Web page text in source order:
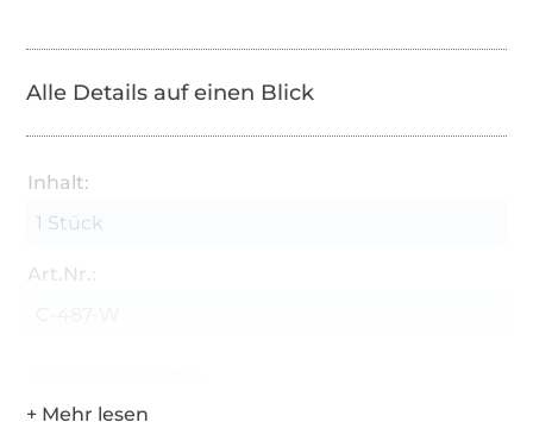
Alle Details auf einen Blick
Inhalt:
1 Stück
Art.Nr.: